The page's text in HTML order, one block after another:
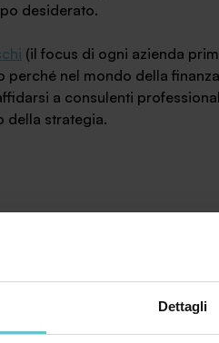
Dettagli
desiderato.
(il focus di ogni azienda
perché nel mondo della
a consulenti
della strategia.